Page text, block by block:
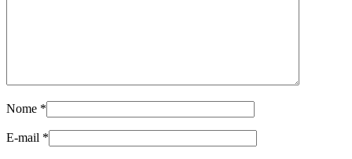
Nome *
E-mail *